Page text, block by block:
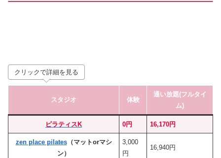
クリックで詳細を見る
スタジオ 体験
通い放題(フルタイ
ム)
ピラティスK 0円 16,170円
zen place pilates（マットorマシ
ン）
3,000
円
16,940円